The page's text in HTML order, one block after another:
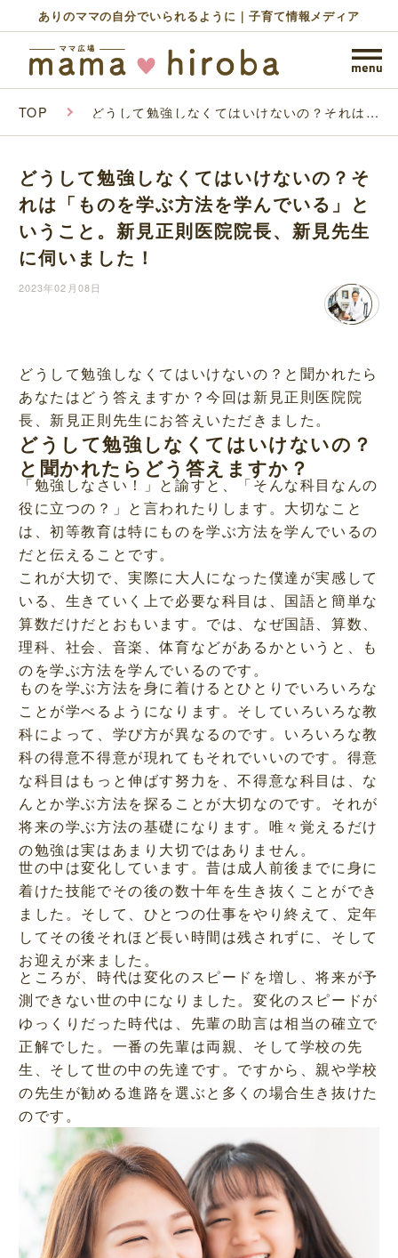
ありのママの自分でいられるように｜子育て情報メディア
TOP どうして勉強しなくてはいけないの？それは
新見正則医院院長、新見先生に伺いました！
どうして勉強しなくてはいけないの？そ
れは「ものを学ぶ方法を学んでいる」と
いうこと。新見正則医院院長、新見先生
に伺いました！
2023年02月08日
どうして勉強しなくてはいけないの？と聞かれたら
あなたはどう答えますか？今回は新見正則医院院
長、新見正則先生にお答えいただきました。
どうして勉強しなくてはいけないの？
と聞かれたらどう答えますか？
u
e
L
o
a
d
e
3
.
1
4
%
「勉強しなさい！」と諭すと、「そんな科目なんの
役に立つの？」と言われたりします。大切なこと
は、初等教育は特にものを学ぶ方法を学んでいるの
だと伝えることです。
これが大切で、実際に大人になった僕達が実感して
いる、生きていく上で必要な科目は、国語と簡単な
算数だけだとおもいます。では、なぜ国語、算数、
理科、社会、音楽、体育などがあるかというと、も
のを学ぶ方法を学んでいるのです。
ものを学ぶ方法を身に着けるとひとりでいろいろな
ことが学べるようになります。そしていろいろな教
科によって、学び方が異なるのです。いろいろな教
科の得意不得意が現れてもそれでいいのです。得意
な科目はもっと伸ばす努力を、不得意な科目は、な
んとか学ぶ方法を探ることが大切なのです。それが
将来の学ぶ方法の基礎になります。唯々覚えるだけ
の勉強は実はあまり大切ではありません。
世の中は変化しています。昔は成人前後までに身に
着けた技能でその後の数十年を生き抜くことができ
ました。そして、ひとつの仕事をやり終えて、定年
してその後それほど長い時間は残されずに、そして
お迎えが来ました。
ところが、時代は変化のスピードを増し、将来が予
測できない世の中になりました。変化のスピードが
ゆっくりだった時代は、先輩の助言は相当の確立で
正解でした。一番の先輩は両親、そして学校の先
生、そして世の中の先達です。ですから、親や学校
の先生が勧める進路を選ぶと多くの場合生き抜けた
のです。